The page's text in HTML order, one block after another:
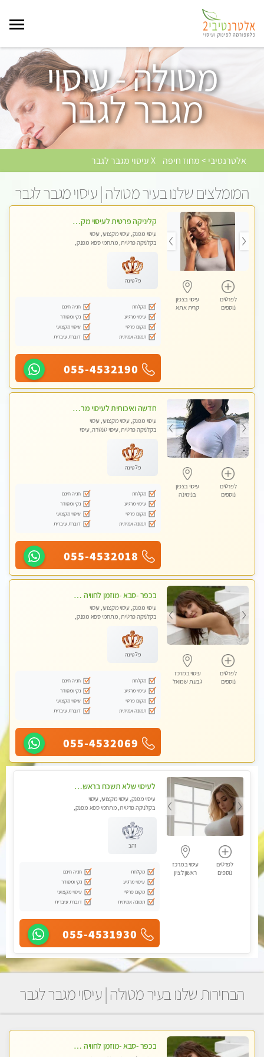
מטולה - עיסוי
מגבר לגבר
אלטרנטיבי > מחוז חיפה X עיסוי מגבר לגבר
המומלצים שלנו בעיר מטולה | עיסוי מגבר לגבר
לפרטים
נוספים
עיסוי בצפון
קרית אתא
קליניקה פרטית לעיסוי מקצועי ואלטרנטיבי ברמה גבוהה VIP תתקשר ..... highly recommended..new in the city
עיסוי מפנק, עיסוי מקצועי, עיסוי
בקלניקה פרטית, מתחמי ספא מפנק,
טנטרה, עיסוי מגבר לגבר, עיסוי מגבר
לאישה
פלטינה
מקלחת
חניה חינם
עיסוי מרגיע
נקי ומסודר
מקום פרטי
עיסוי מקצועי
תמונה אמיתית
דוברת עיברית
055-4532190
לפרטים
נוספים
עיסוי בצפון
בנימינה
חדשה ואיכותית לעיסוי מרגיע ומפנק VIP-מומלץ לחלוטין! פרטי! ​​​​​​ Highly recommended
עיסוי מפנק, עיסוי מקצועי, עיסוי
בקלניקה פרטית, עיסוי טנטרה, עיסוי
פלטינה
מקלחת
חניה חינם
עיסוי מרגיע
נקי ומסודר
מקום פרטי
עיסוי מקצועי
תמונה אמיתית
דוברת עיברית
055-4532018
לפרטים
נוספים
עיסוי במרכז
גבעת שמואל
בכפר -סבא -מוזמן לחוויה בלתי נשכחת!!!עיסוי מפנק ביותר מומלץ לחלוטין!!!
עיסוי מפנק, עיסוי מקצועי, עיסוי
בקלניקה פרטית, מתחמי ספא מפנק,
לנשים בלבד
פלטינה
מקלחת
חניה חינם
עיסוי מרגיע
נקי ומסודר
מקום פרטי
עיסוי מקצועי
תמונה אמיתית
דוברת עיברית
055-4532069
לפרטים
נוספים
עיסוי במרכז
ראשון לציון
לעיסוי שלא תשכח בראשון לציון
עיסוי מפנק, עיסוי מקצועי, עיסוי
בקלניקה פרטית, מתחמי ספא מפנק,
זהב
מקלחת
חניה חינם
עיסוי מרגיע
נקי ומסודר
מקום פרטי
עיסוי מקצועי
תמונה אמיתית
דוברת עיברית
055-4531930
הבחירות שלנו בעיר מטולה | עיסוי מגבר לגבר
בכפר -סבא -מוזמן לחוויה בלתי נשכחת!!!עיסוי מפנק ביותר מומלץ לחלוטין!!!